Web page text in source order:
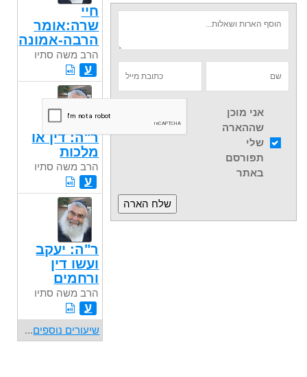
אני מוכן
שההארה
שלי
תפורסם
באתר
חיי
שרה:אומר
הרבה-אמונה
הרב משה סתיו
ע
ר"ה: דין או
מלכות
הרב משה סתיו
ע
ר"ה: יעקב
ועשו דין
ורחמים
הרב משה סתיו
ע
שיעורים נוספים...